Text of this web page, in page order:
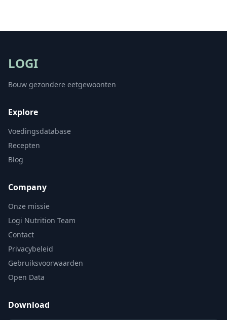
LOGI
Bouw gezondere eetgewoonten
Explore
Voedingsdatabase
Recepten
Blog
Company
Onze missie
Logi Nutrition Team
Contact
Privacybeleid
Gebruiksvoorwaarden
Open Data
Download